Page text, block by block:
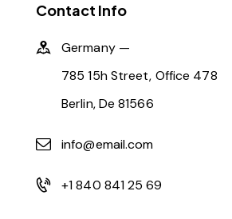
Contact Info
Germany —
785 15h Street, Office 478
Berlin, De 81566
info@email.com
+1 840 841 25 69